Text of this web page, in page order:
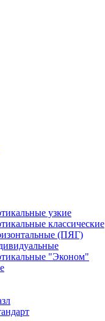
узкие
классические
(ПЯГ)
"Эконом"